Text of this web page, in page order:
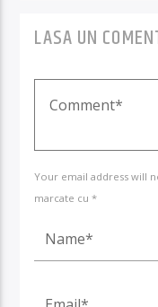
LASA UN
Your email address will
marcate cu *